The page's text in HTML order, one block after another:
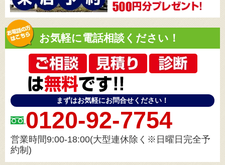
お気軽に電話相談ください！
まずはお気軽にお問合せください！
0120-92-7754
営業時間9:00-18:00(大型連休除く※日曜日完全予
約制)